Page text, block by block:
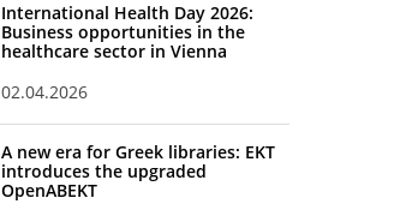
International Health Day 2026:
Business opportunities in the
healthcare sector in Vienna
02.04.2026
A new era for Greek libraries: EKT
introduces the upgraded
OpenABEKT